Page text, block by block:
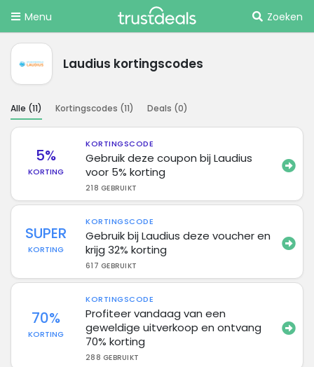
Menu Zoeken
Laudius kortingscodes
Alle (11) Kortingscodes (11) Deals (0)
5%
KORTING
KORTINGSCODE
Gebruik deze coupon bij Laudius
voor 5% korting
218 GEBRUIKT
SUPER
KORTING
KORTINGSCODE
Gebruik bij Laudius deze voucher en
krijg 32% korting
617 GEBRUIKT
70%
KORTING
KORTINGSCODE
Profiteer vandaag van een
geweldige uitverkoop en ontvang
70% korting
288 GEBRUIKT